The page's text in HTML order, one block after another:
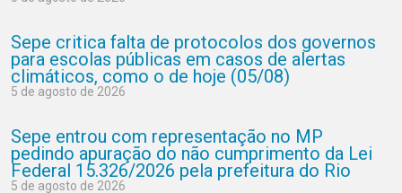
Sepe critica falta de protocolos dos governos
para escolas públicas em casos de alertas
climáticos, como o de hoje (05/08)
5 de agosto de 2026
Sepe entrou com representação no MP
pedindo apuração do não cumprimento da Lei
Federal 15.326/2026 pela prefeitura do Rio
5 de agosto de 2026